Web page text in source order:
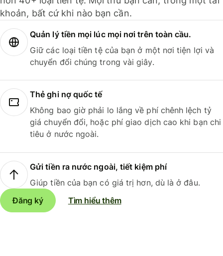
khoản, bất cứ khi nào bạn cần.
Quản lý tiền mọi lúc mọi nơi trên toàn cầu.
Giữ các loại tiền tệ của bạn ở một nơi tiện lợi và
chuyển đổi chúng trong vài giây.
Thẻ ghi nợ quốc tế
Không bao giờ phải lo lắng về phí chênh lệch tỷ
giá chuyển đổi, hoặc phí giao dịch cao khi bạn chi
tiêu ở nước ngoài.
Gửi tiền ra nước ngoài, tiết kiệm phí
Giúp tiền của bạn có giá trị hơn, dù là ở đâu.
Đăng ký
Tìm hiểu thêm